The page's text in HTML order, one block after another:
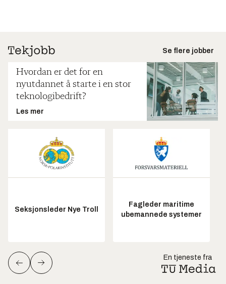
Se flere jobber
Hvordan er det for en
nyutdannet å starte i en stor
teknologibedrift?
Les mer
Seksjonsleder Nye Troll
Fagleder maritime
ubemannede systemer
En tjeneste fra